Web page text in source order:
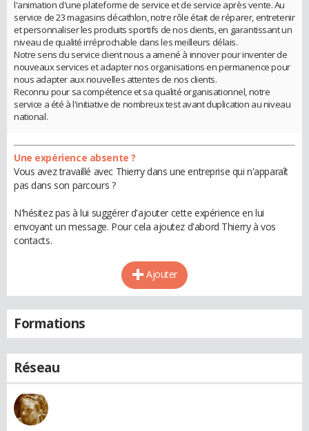
l'animation d'une plateforme de service et de service après vente. Au
service de 23 magasins décathlon, notre rôle était de réparer, entretenir
et personnaliser les produits sportifs de nos clients, en garantissant un
niveau de qualité irréprochable dans les meilleurs délais.
Notre sens du service client nous a amené à innover pour inventer de
nouveaux services et adapter nos organisations en permanence pour
nous adapter aux nouvelles attentes de nos clients.
Reconnu pour sa compétence et sa qualité organisationnel, notre
service a été à l'initiative de nombreux test avant duplication au niveau
national.
Une expérience absente ?
Vous avez travaillé avec Thierry dans une entreprise qui n'apparaît
pas dans son parcours ?
N'hésitez pas à lui suggérer d'ajouter cette expérience en lui
envoyant un message. Pour cela ajoutez d'abord Thierry à vos
contacts.
Ajouter
Formations
Réseau